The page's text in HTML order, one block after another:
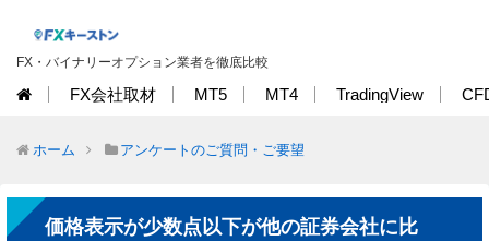
FX・バイナリーオプション業者を徹底比較
FX会社取材 MT5 MT4 TradingView
ホーム アンケートのご質問・ご要望
価格表示が少数点以下が他の証券会社に比